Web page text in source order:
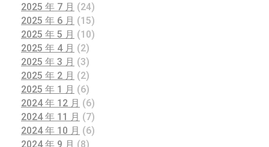
2025 年 7 月 (24)
2025 年 6 月 (15)
2025 年 5 月 (10)
2025 年 4 月 (2)
2025 年 3 月 (3)
2025 年 2 月 (2)
2025 年 1 月 (6)
2024 年 12 月 (6)
2024 年 11 月 (7)
2024 年 10 月 (6)
2024 年 9 月 (8)